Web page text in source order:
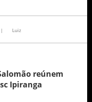
|
Luiz
reúnem
Ipiranga